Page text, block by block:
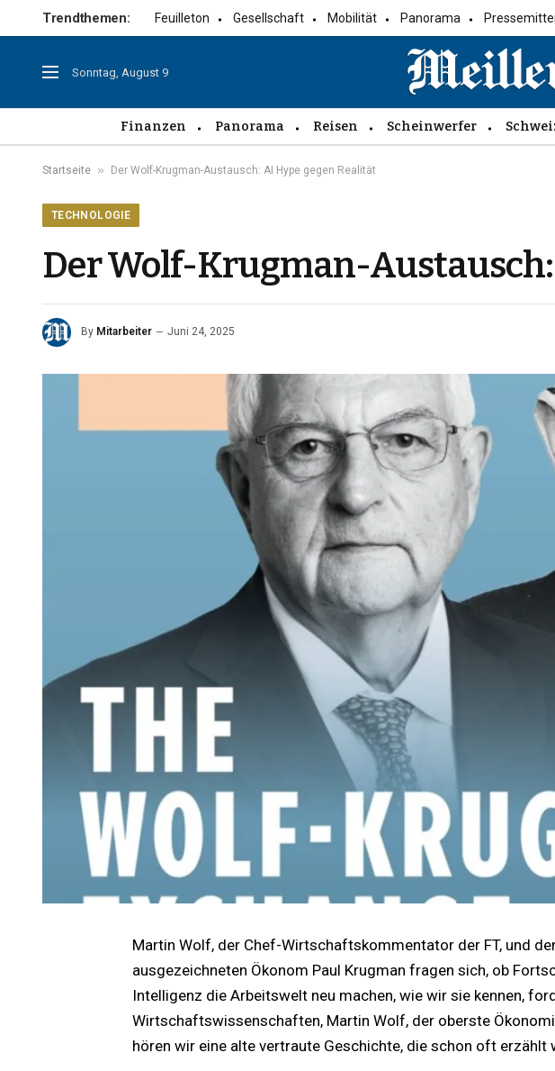
Trendthemen: Feuilleton Gesellschaft Mobilität Panorama
Sonntag, August 9
Finanzen Panorama Reisen Scheinwerfer
Startseite » Der Wolf-Krugman-Austausch: AI Hype gegen Realität
TECHNOLOGIE
Der Wolf-Krugman-
By Mitarbeiter Juni 24, 2025
Martin Wolf, der Chef-Wirtschaftskommentator der FT, und
ausgezeichneten Ökonom Paul Krugman fragen sich, ob
Intelligenz die Arbeitswelt neu machen, wie wir sie kennen,
Wirtschaftswissenschaften, Martin Wolf, der oberste
hören wir eine alte vertraute Geschichte, die schon oft erzählt